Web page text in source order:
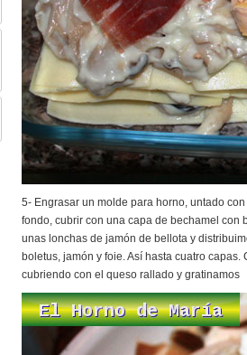
5- Engrasar un molde para horno, untado
fondo, cubrir con una capa de bechamel con
unas lonchas de jamón de bellota y
boletus, jamón y foie. Así hasta cuatro
cubriendo con el queso rallado y gratinamos